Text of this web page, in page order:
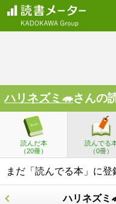
ハリネズミ🦔さんの
読んだ本
（20冊）
読んでる
（0冊）
まだ「読んでる本」に登
ハリネズミ